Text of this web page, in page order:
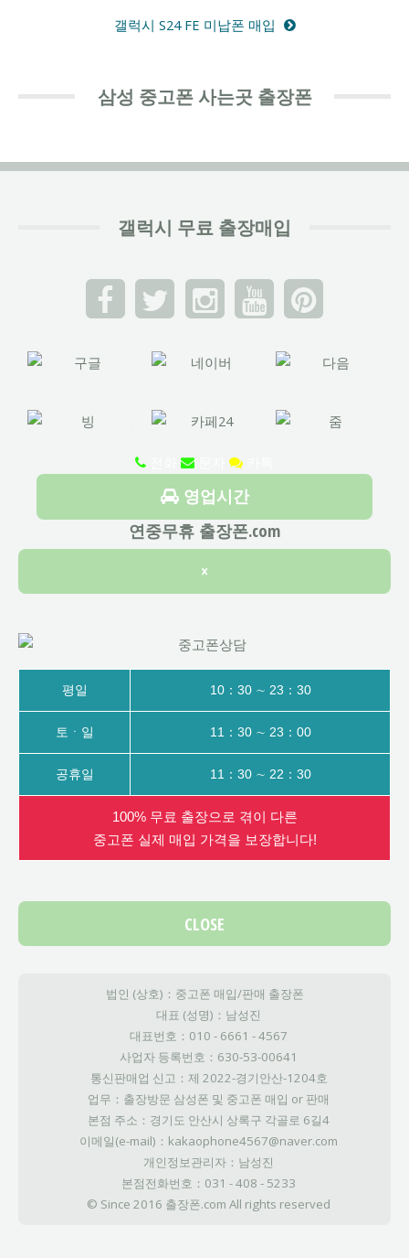
갤럭시 S24 FE 미납폰 매입
삼성 중고폰 사는곳 출장폰
갤럭시 무료 출장매입
영업시간
연중무휴 출장폰.com
×
평일 10：30 ∼ 23：30
토ㆍ일 11：30 ∼ 23：00
공휴일 11：30 ∼ 22：30
100% 무료 출장으로 겪이 다른
중고폰 실제 매입 가격을 보장합니다!
CLOSE
법인 (상호)：중고폰 매입/판매 출장폰
대표 (성명)：남성진
대표번호：010 - 6661 - 4567
사업자 등록번호：630-53-00641
통신판매업 신고：제 2022-경기안산-1204호
업무：출장방문 삼성폰 및 중고폰 매입 or 판매
본점 주소：경기도 안산시 상록구 각골로 6길4
이메일(e-mail)：kakaophone4567@naver.com
개인정보관리자：남성진
본점전화번호：031 - 408 - 5233
© Since 2016 출장폰.com All rights reserved